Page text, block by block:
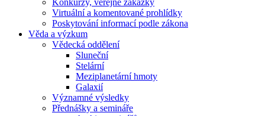
Virtuální a komentované prohlídky
Poskytování informací podle zákona
Věda a výzkum
Vědecká oddělení
Sluneční
Stelární
Meziplanetární hmoty
Galaxií
Významné výsledky
Přednášky a semináře